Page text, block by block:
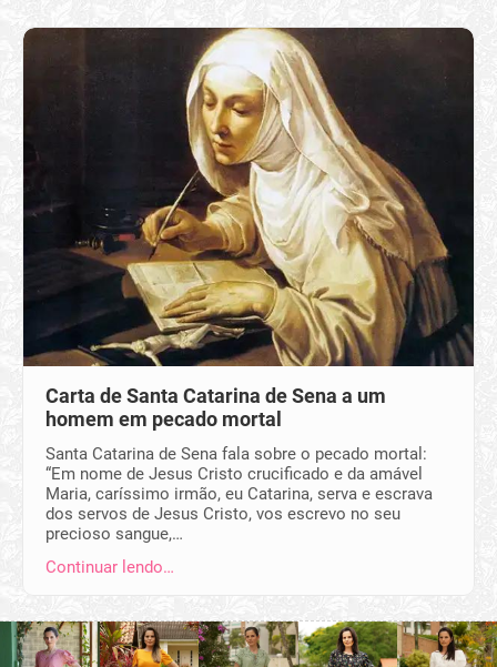
Carta de Santa Catarina de Sena a um
homem em pecado mortal
Santa Catarina de Sena fala sobre o pecado mortal:
“Em nome de Jesus Cristo crucificado e da amável
Maria, caríssimo irmão, eu Catarina, serva e escrava
dos servos de Jesus Cristo, vos escrevo no seu
precioso sangue,…
Continuar lendo…